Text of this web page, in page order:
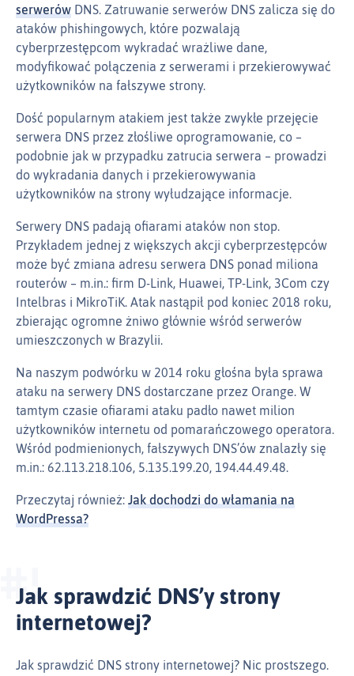
serwerów DNS. Zatruwanie serwerów DNS zalicza się do
ataków phishingowych, które pozwalają
cyberprzestępcom wykradać wrażliwe dane,
modyfikować połączenia z serwerami i przekierowywać
użytkowników na fałszywe strony.
Dość popularnym atakiem jest także zwykłe przejęcie
serwera DNS przez złośliwe oprogramowanie, co –
podobnie jak w przypadku zatrucia serwera – prowadzi
do wykradania danych i przekierowywania
użytkowników na strony wyłudzające informacje.
Serwery DNS padają ofiarami ataków non stop.
Przykładem jednej z większych akcji cyberprzestępców
może być zmiana adresu serwera DNS ponad miliona
routerów – m.in.: firm D-Link, Huawei, TP-Link, 3Com czy
Intelbras i MikroTiK. Atak nastąpił pod koniec 2018 roku,
zbierając ogromne żniwo głównie wśród serwerów
umieszczonych w Brazylii.
Na naszym podwórku w 2014 roku głośna była sprawa
ataku na serwery DNS dostarczane przez Orange. W
tamtym czasie ofiarami ataku padło nawet milion
użytkowników internetu od pomarańczowego operatora.
Wśród podmienionych, fałszywych DNS’ów znalazły się
m.in.: 62.113.218.106, 5.135.199.20, 194.44.49.48.
Przeczytaj również: Jak dochodzi do włamania na
WordPressa?
Jak sprawdzić DNS’y strony
internetowej?
Jak sprawdzić DNS strony internetowej? Nic prostszego.